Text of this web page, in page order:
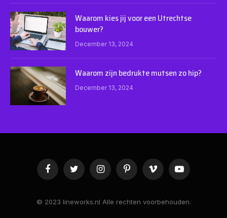
Waarom kies jij voor een Utrechtse
bouwer?
December 13, 2024
Waarom zijn bedrukte mutsen zo hip?
December 13, 2024
FacebookTwitter InstagramPinterestVimeo YouTube
© 2023 lineworks.nl Alle rechten voorbehouden.